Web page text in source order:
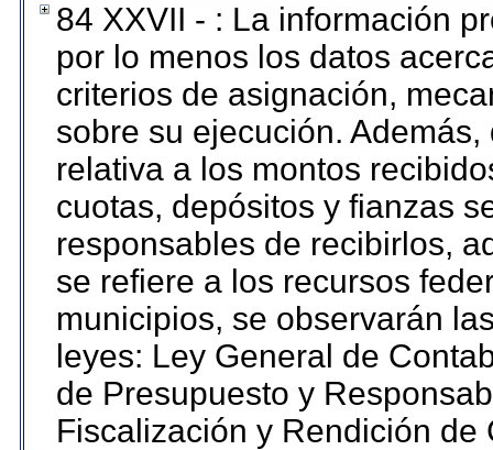
84 XXVII - : La información
por lo menos los datos
criterios de asignación,
sobre su ejecución.
relativa a los montos
cuotas, depósitos y fianzas
responsables de recibirlos,
se refiere a los recursos
municipios, se observarán
leyes: Ley General de
de Presupuesto y
Fiscalización y Rendición